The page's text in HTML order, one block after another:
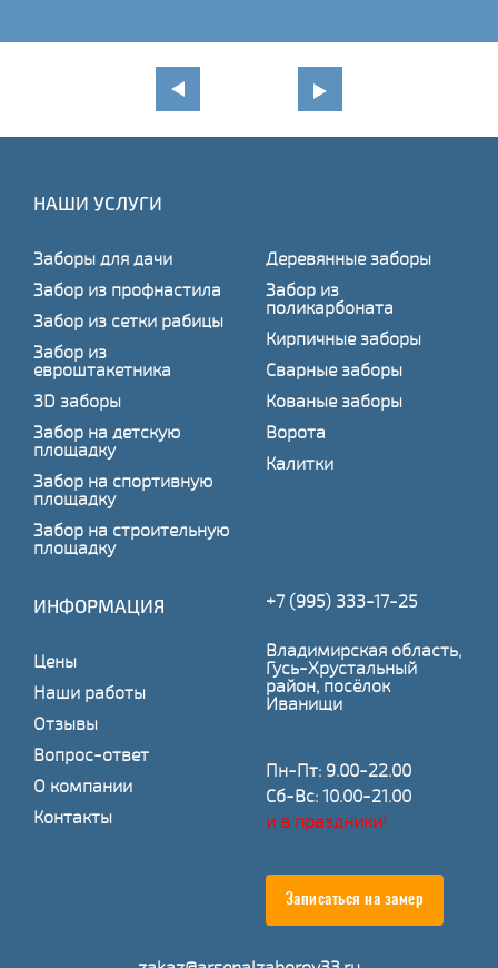
НАШИ УСЛУГИ
Заборы для дачи
Забор из профнастила
Забор из сетки рабицы
Забор из
евроштакетника
3D заборы
Забор на детскую
площадку
Забор на спортивную
площадку
Забор на строительную
площадку
Деревянные заборы
Забор из
поликарбоната
Кирпичные заборы
Сварные заборы
Кованые заборы
Ворота
Калитки
ИНФОРМАЦИЯ
Цены
Наши работы
Отзывы
Вопрос-ответ
О компании
Контакты
+7 (995) 333-17-25
Владимирская область,
Гусь-Хрустальный
район, посёлок
Иванищи
Пн-Пт: 9.00-22.00
Сб-Вс: 10.00-21.00
и в праздники!
Записаться на замер